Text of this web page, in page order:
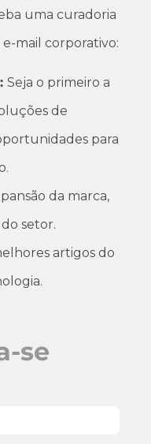
uma curadoria
mail corporativo:
Seja o primeiro a
de
para
da marca,
setor.
artigos do
se